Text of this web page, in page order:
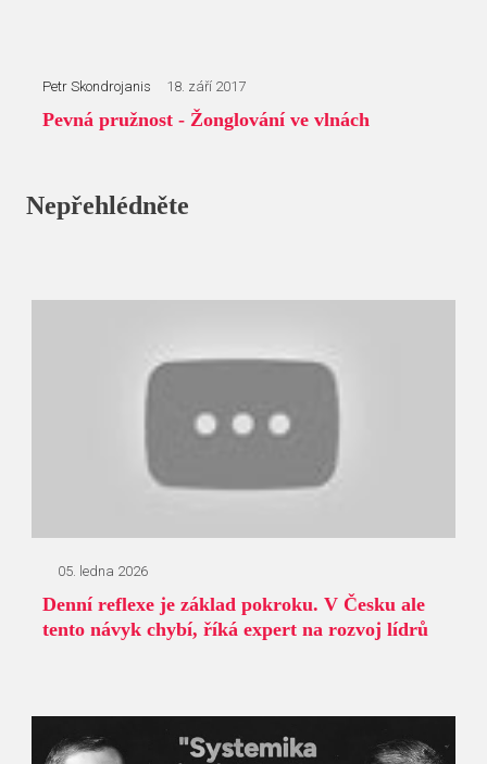
Petr Skondrojanis 18. září 2017
Pevná pružnost - Žonglování ve vlnách
Nepřehlédněte
05. ledna 2026
Denní reflexe je základ pokroku. V Česku ale
tento návyk chybí, říká expert na rozvoj lídrů